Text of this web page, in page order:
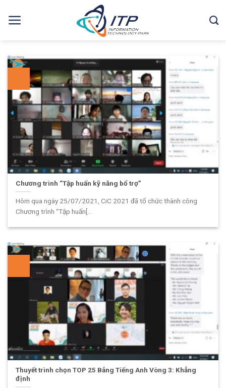
Chương trình “Tập huấn kỹ năng bổ trợ”
Hôm qua ngày 25/07/2021, CiC 2021 đã tổ chức thành công
Chương trình “Tập huấn[...
Thuyết trình chọn TOP 25 Bảng Tiếng Anh Vòng 3: Khẳng
định